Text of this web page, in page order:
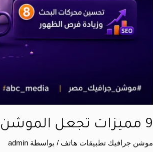
9 مميزات تجعل الموشن جرافيك أفضل وسيلة لشرح خدمات شركتك
موشن جرافيك تطبيقات هاتف / بواسطة admin